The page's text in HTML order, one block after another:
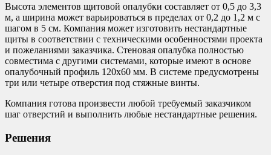
Высота элементов щитовой опалубки составляет от 0,5 до 3,3
м, а ширина может варьироваться в пределах от 0,2 до 1,2 м с
шагом в 5 см. Компания может изготовить нестандартные
щиты в соответствии с техническими особенностями проекта
и пожеланиями заказчика. Стеновая опалубка полностью
совместима с другими системами, которые имеют в основе
опалубочный профиль 120х60 мм. В системе предусмотрены
три или четыре отверстия под стяжные винты.
Компания готова произвести любой требуемый заказчиком
шаг отверстий и выполнить любые нестандартные решения.
Решения